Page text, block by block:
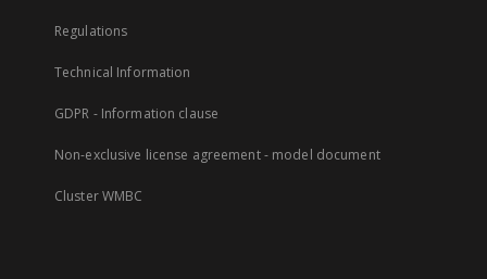
Regulations
Technical Information
GDPR - Information clause
Non-exclusive license agreement - model document
Cluster WMBC